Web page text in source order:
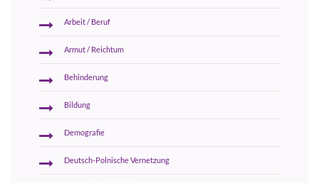
Arbeit / Beruf
Armut / Reichtum
Behinderung
Bildung
Demografie
Deutsch-Polnische Vernetzung